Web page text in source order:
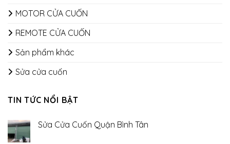
MOTOR CỬA CUỐN
REMOTE CỬA CUỐN
Sản phẩm khác
Sửa cửa cuốn
TIN TỨC NỔI BẬT
Sửa Cửa Cuốn Quận Bình Tân